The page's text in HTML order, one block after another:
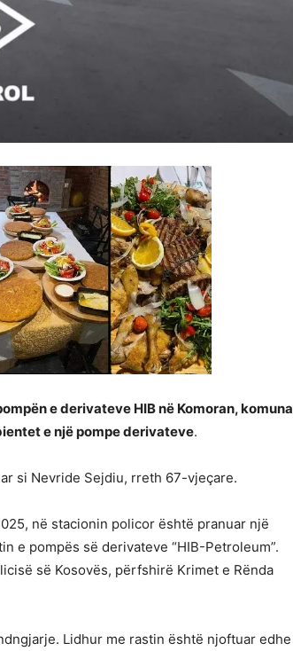
e derivateve HIB në Komoran, komuna
e një pompe derivateve.
si Nevride Sejdiu, rreth 67-vjeçare.
në stacionin policor është pranuar një
e pompës së derivateve “HIB-Petroleum”.
së Kosovës, përfshirë Krimet e Rënda
Lidhur me rastin është njoftuar edhe